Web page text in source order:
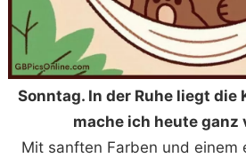
Sonntag. In der Ruhe liegt die
mache ich heute ganz
Mit sanften Farben und einem